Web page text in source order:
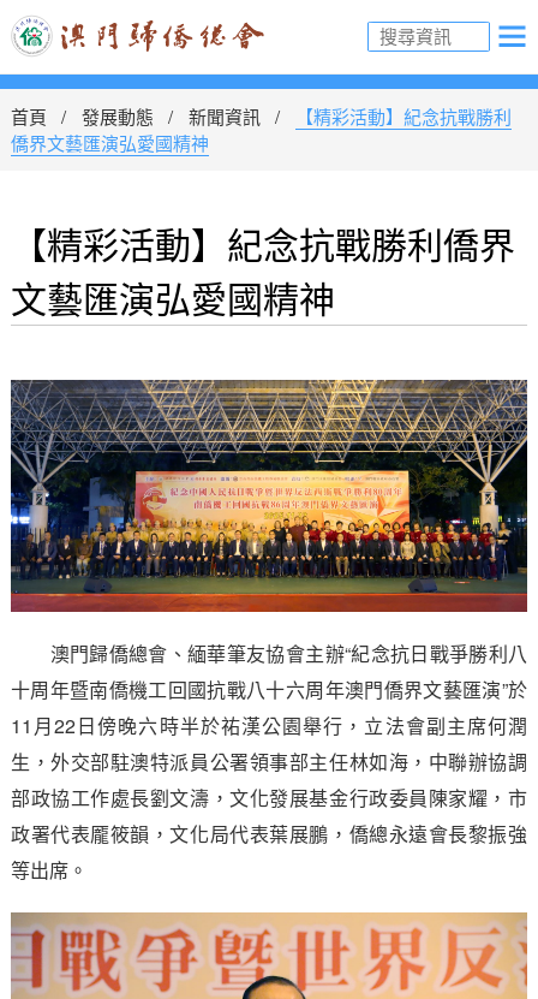
首頁 發展動態 新聞資訊
【精彩活動】紀念抗戰勝利
僑界文藝匯演弘愛國精神
【精彩活動】紀念抗戰勝利僑界
文藝匯演弘愛國精神
澳門歸僑總會、緬華筆友協會主辦“紀念抗日戰爭勝利八
十周年暨南僑機工回國抗戰八十六周年澳門僑界文藝匯演”於
11月22日傍晚六時半於祐漢公園舉行，立法會副主席何潤
生，外交部駐澳特派員公署領事部主任林如海，中聯辦協調
部政協工作處長劉文濤，文化發展基金行政委員陳家耀，市
政署代表龎筱韻，文化局代表葉展鵬，僑總永遠會長黎振強
等出席。